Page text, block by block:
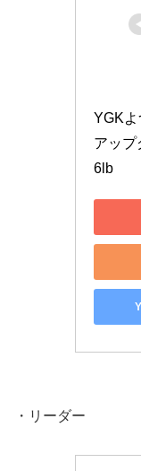
YGKよ
アップ
6lb
・リーダー